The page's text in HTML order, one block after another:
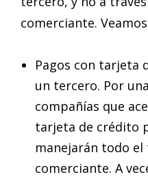
comerciante.
Pagos con tarjeta
un tercero. Por
compañías que
tarjeta de crédito
manejarán todo
comerciante. A